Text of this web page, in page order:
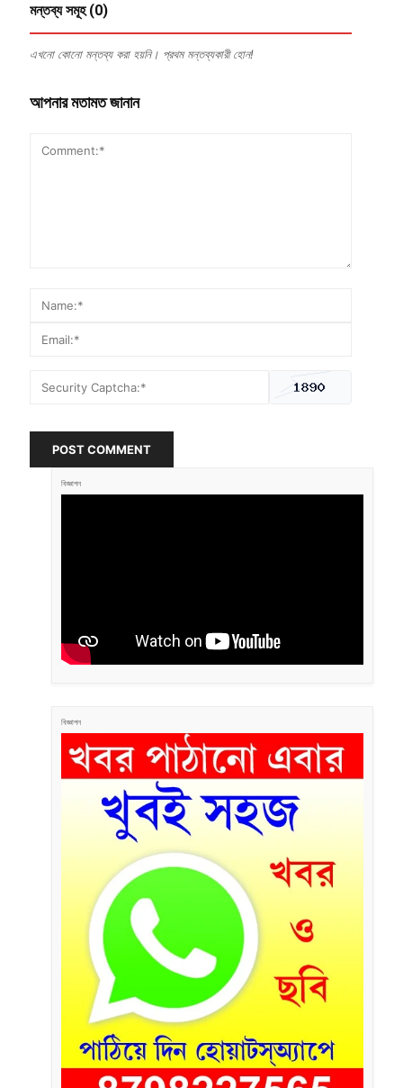
মন্তব্য সমূহ (0)
এখনো কোনো মন্তব্য করা হয়নি। প্রথম মন্তব্যকারী হোন!
আপনার মতামত জানান
POST COMMENT
বিজ্ঞাপন
বিজ্ঞাপন